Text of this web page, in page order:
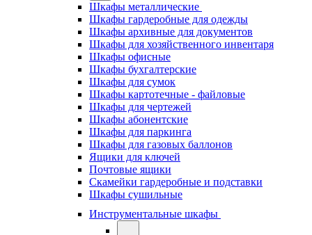
Шкафы металлические
Шкафы гардеробные для одежды
Шкафы архивные для документов
Шкафы для хозяйственного инвентаря
Шкафы офисные
Шкафы бухгалтерские
Шкафы для сумок
Шкафы картотечные - файловые
Шкафы для чертежей
Шкафы абонентские
Шкафы для паркинга
Шкафы для газовых баллонов
Ящики для ключей
Почтовые ящики
Скамейки гардеробные и подставки
Шкафы сушильные
Инструментальные шкафы